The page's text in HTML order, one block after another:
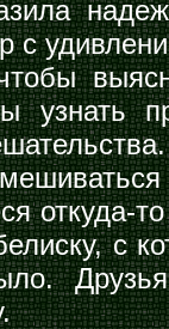
узнать
откуда-
с
Друзья